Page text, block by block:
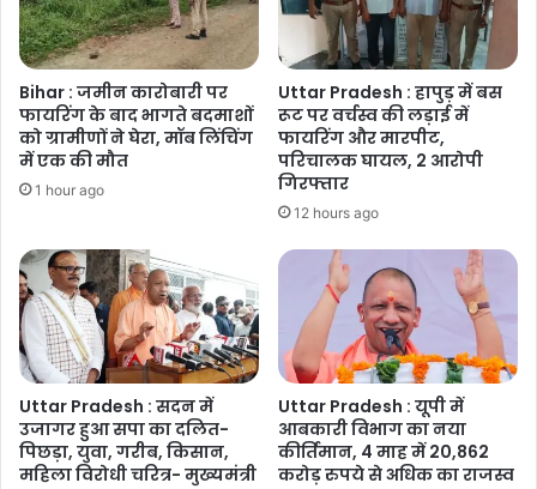
Bihar : जमीन कारोबारी पर
फायरिंग के बाद भागते बदमाशों
को ग्रामीणों ने घेरा, मॉब लिंचिंग
में एक की मौत
1 hour ago
Uttar Pradesh : हापुड़ में बस
रूट पर वर्चस्व की लड़ाई में
फायरिंग और मारपीट,
परिचालक घायल, 2 आरोपी
गिरफ्तार
12 hours ago
Uttar Pradesh : सदन में
उजागर हुआ सपा का दलित-
पिछड़ा, युवा, गरीब, किसान,
महिला विरोधी चरित्र- मुख्यमंत्री
Uttar Pradesh : यूपी में
आबकारी विभाग का नया
कीर्तिमान, 4 माह में 20,862
करोड़ रुपये से अधिक का राजस्व